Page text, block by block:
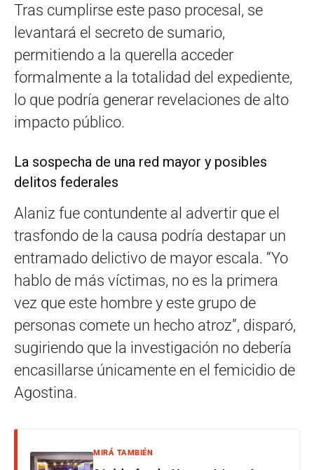
Tras cumplirse este paso procesal, se
levantará el secreto de sumario,
permitiendo a la querella acceder
formalmente a la totalidad del expediente,
lo que podría generar revelaciones de alto
impacto público.
La sospecha de una red mayor y posibles
delitos federales
Alaniz fue contundente al advertir que el
trasfondo de la causa podría destapar un
entramado delictivo de mayor escala. “Yo
hablo de más víctimas, no es la primera
vez que este hombre y este grupo de
personas comete un hecho atroz”, disparó,
sugiriendo que la investigación no debería
encasillarse únicamente en el femicidio de
Agostina.
MIRÁ TAMBIÉN